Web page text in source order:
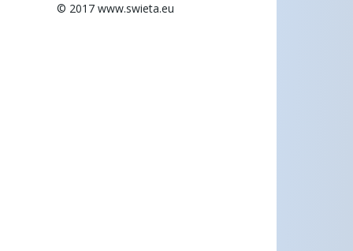
© 2017 www.swieta.eu